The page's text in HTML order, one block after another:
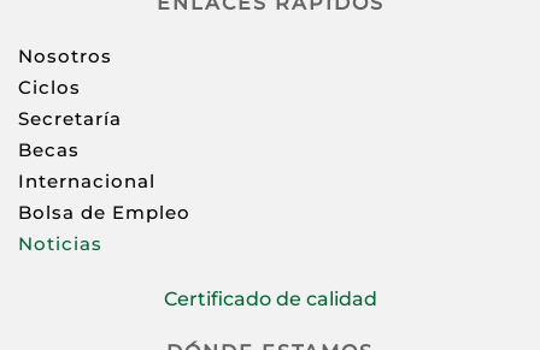
Nosotros
Ciclos
Secretaría
Becas
Internacional
Bolsa de Empleo
Noticias
Certificado de calidad